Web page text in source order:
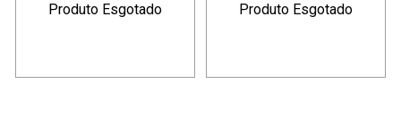
Produto Esgotado Produto Esgotado